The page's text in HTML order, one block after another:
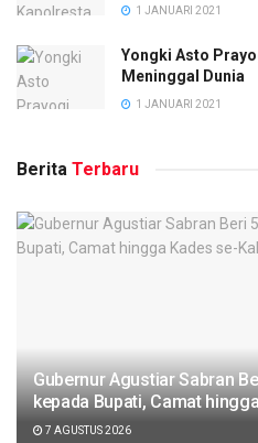
1 JANUARI 2021
Yongki Asto
Meninggal Dunia
1 JANUARI 2021
Berita Terbaru
Gubernur Agustiar Sabran
kepada Bupati, Camat
7 AGUSTUS 2026